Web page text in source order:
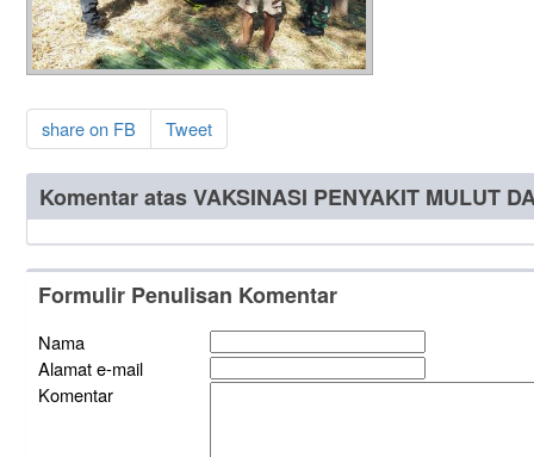
share on FB Tweet
Komentar atas VAKSINASI PENYAKIT MULUT
Formulir Penulisan Komentar
Nama
Alamat e-mail
Komentar